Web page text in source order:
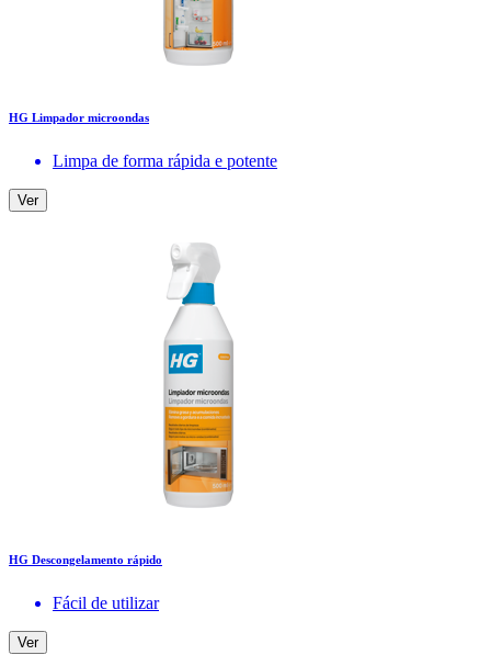
HG Limpador microondas
Limpa de forma rápida e potente
Ver
HG Descongelamento rápido
Fácil de utilizar
Ver